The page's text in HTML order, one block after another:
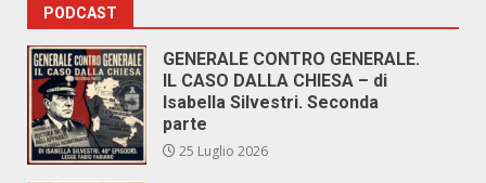
PODCAST
GENERALE CONTRO GENERALE.
IL CASO DALLA CHIESA – di
Isabella Silvestri. Seconda
parte
25 Luglio 2026